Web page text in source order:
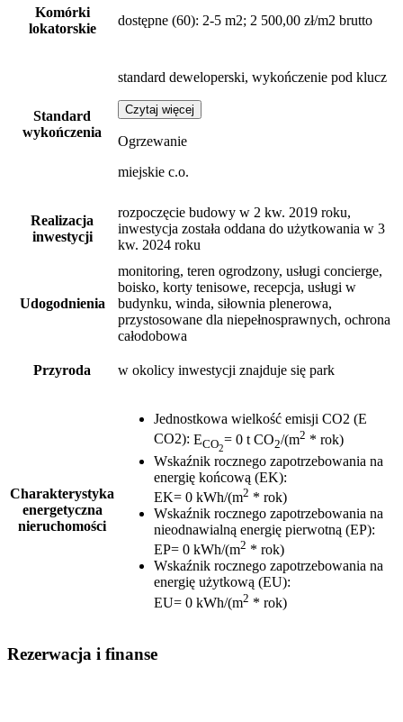
Komórki
lokatorskie
dostępne (60): 2-5 m2; 2 500,00 zł/m2 brutto
Standard
wykończenia
standard deweloperski, wykończenie pod klucz
Czytaj więcej
Ogrzewanie
miejskie c.o.
Realizacja
inwestycji
rozpoczęcie budowy w 2 kw. 2019 roku,
inwestycja została oddana do użytkowania w 3
kw. 2024 roku
Udogodnienia
monitoring, teren ogrodzony, usługi concierge,
boisko, korty tenisowe, recepcja, usługi w
budynku, winda, siłownia plenerowa,
przystosowane dla niepełnosprawnych, ochrona
całodobowa
Przyroda w okolicy inwestycji znajduje się park
Charakterystyka
energetyczna
nieruchomości
Jednostkowa wielkość emisji CO2 (E
CO2): ECO2
= 0 t CO2/(m2 * rok)
Wskaźnik rocznego zapotrzebowania na
energię końcową (EK):
EK= 0 kWh/(m2 * rok)
Wskaźnik rocznego zapotrzebowania na
nieodnawialną energię pierwotną (EP):
EP= 0 kWh/(m2 * rok)
Wskaźnik rocznego zapotrzebowania na
energię użytkową (EU):
EU= 0 kWh/(m2 * rok)
Rezerwacja i finanse